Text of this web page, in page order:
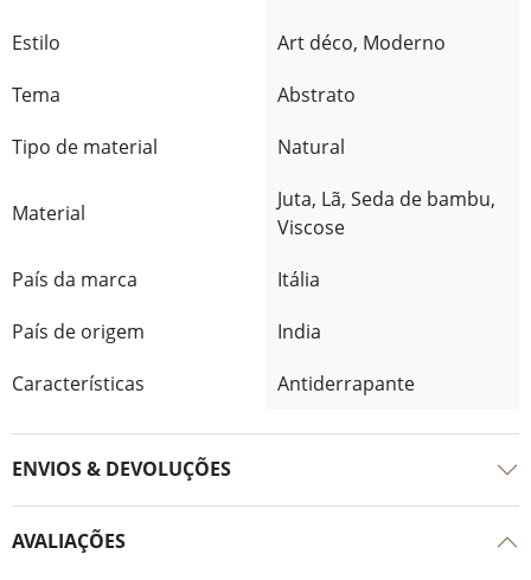
Estilo
Art déco, Moderno
Tema
Abstrato
Tipo de material
Natural
Material
Juta, Lã, Seda de bambu,
Viscose
País da marca
Itália
País de origem
India
Características
Antiderrapante
ENVIOS & DEVOLUÇÕES
AVALIAÇÕES